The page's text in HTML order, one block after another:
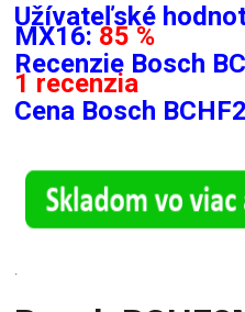
Užívateľské
MX16: 85 %
Recenzie Bosch
1 recenzia
Cena Bosch
.